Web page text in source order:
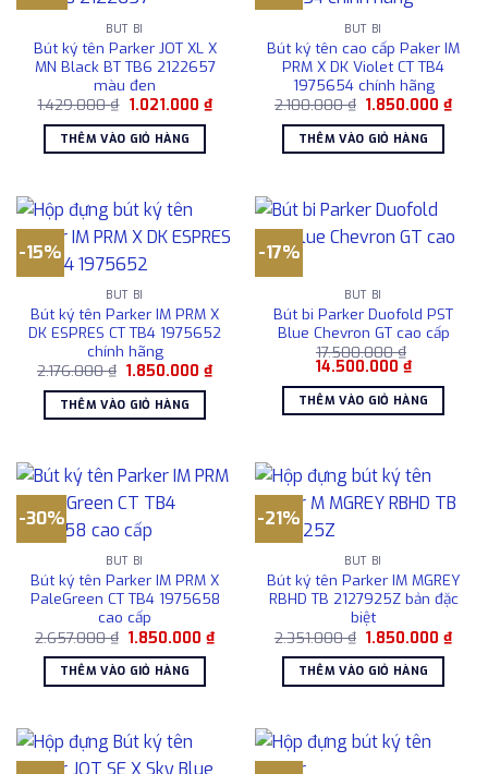
BÚT BI
Bút ký tên Parker JOT XL X
MN Black BT TB6 2122657
màu đen
1.429.000₫ Giá
là:
1.429.000 ₫.
1.021.000 ₫Giá
hiện
1.021.000 ₫.
THÊM VÀO GIỎ HÀNG
BÚT BI
Bút ký tên cao cấp Paker IM
PRM X DK Violet CT TB4
1975654 chính hãng
2.100.000₫ Giá
là:
2.100.000 ₫.
1.850.000₫Giá
hiện
THÊM VÀO GIỎ HÀNG
-15%
BÚT BI
Bút ký tên Parker IM PRM X
DK ESPRES CT TB4 1975652
chính hãng
2.176.000₫ Giá
là:
2.176.000 ₫.
1.850.000₫Giá
hiện
THÊM VÀO GIỎ HÀNG
-17%
BÚT BI
Bút bi Parker Duofold PST
Blue Chevron GT cao cấp
17.500.000₫
Giá
là:
17.500.000 ₫.
14.500.000 ₫Giá
hiện
tại
là:
THÊM VÀO GIỎ HÀNG
-30%
BÚT BI
Bút ký tên Parker IM PRM X
PaleGreen CT TB4 1975658
cao cấp
2.657.000₫ Giá
là:
2.657.000 ₫.
1.850.000₫Giá
hiện
1.850.000 ₫.
THÊM VÀO GIỎ HÀNG
-21%
BÚT BI
Bút ký tên Parker IM MGREY
RBHD TB 2127925Z bản đặc
biệt
2.351.000₫ Giá
là:
2.351.000 ₫.
1.850.000₫Giá
hiện
THÊM VÀO GIỎ HÀNG